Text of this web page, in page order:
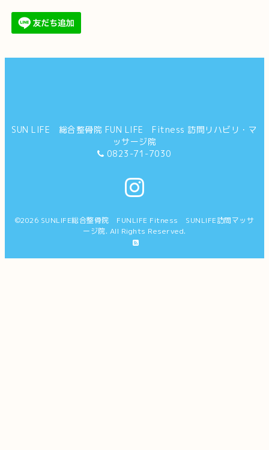
SUN LIFE 総合整骨院 FUN LIFE Fitness 訪問リハビリ・マ
ッサージ院
0823-71-7030
©2026 SUNLIFE総合整骨院 FUNLIFE Fitness SUNLIFE訪問マッサ
ージ院. All Rights Reserved.